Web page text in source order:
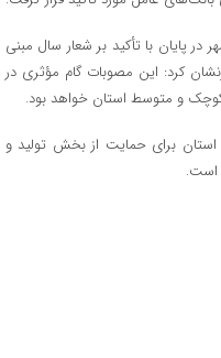
پایان با تأکید بر شعار سال مبنی
کرد: این مصوبات گام مؤثری در
و متوسط استان خواهد بود.
برای حمایت از بخش تولید و
است.